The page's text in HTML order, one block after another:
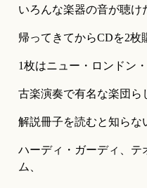
いろんな楽器の音が聴け
帰ってきてからCDを2枚
1枚はニュー・ロンドン
古楽演奏で有名な楽団ら
解説冊子を読むと知らな
ハーディ・ガーディ、テ
ム、